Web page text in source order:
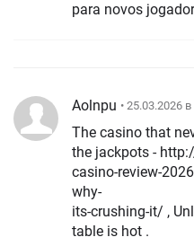
para novos
Aolnpu • 25.03.2026
The casino that
the jackpots - http://aranitidine.com/tikitaka-
casino-review-
why-
its-crushing-it/ ,
table is hot .